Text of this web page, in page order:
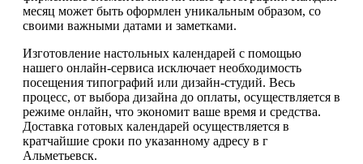
месяц может быть оформлен уникальным образом, со
своими важными датами и заметками.
Изготовление настольных календарей с помощью
нашего онлайн-сервиса исключает необходимость
посещения типографий или дизайн-студий. Весь
процесс, от выбора дизайна до оплаты, осуществляется в
режиме онлайн, что экономит ваше время и средства.
Доставка готовых календарей осуществляется в
кратчайшие сроки по указанному адресу в г
Альметьевск.